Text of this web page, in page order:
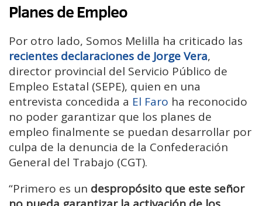
Planes de Empleo
Por otro lado, Somos Melilla ha criticado las
recientes declaraciones de Jorge Vera,
director provincial del Servicio Público de
Empleo Estatal (SEPE), quien en una
entrevista concedida a El Faro ha reconocido
no poder garantizar que los planes de
empleo finalmente se puedan desarrollar por
culpa de la denuncia de la Confederación
General del Trabajo (CGT).
“Primero es un despropósito que este señor